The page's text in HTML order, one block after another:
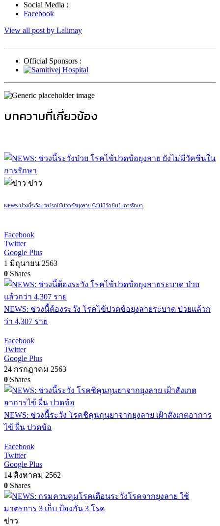
Social Media :
Facebook
View all post by Lalimay
Official Sponsors :
บทความที่เกี่ยวข้อง
ข่าว
NEWS: ช่วงนี้ระวังป่วย โรคไข้ปวดข้อยุงลาย ยังไม่มีวัคซีนในการรักษา
Facebook
Twitter
Google Plus
1 มิถุนายน 2563
0 Shares
NEWS: ช่วงนี้ต้องระวัง โรคไข้ปวดข้อยุงลายระบาด ป่วยแล้วก
ว่า 4,307 ราย
Facebook
Twitter
Google Plus
24 กรกฏาคม 2563
0 Shares
NEWS: ช่วงนี้ระวัง โรคชิคุนกุนยาจากยุงลาย เฝ้าสังเกตอาการ
ไข้ ผื่น ปวดข้อ
Facebook
Twitter
Google Plus
14 สิงหาคม 2562
0 Shares
ข่าว